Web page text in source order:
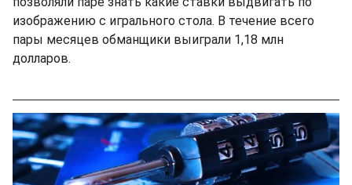
изображению с игрального стола. В течение всего
пары месяцев обманщики выиграли 1,18 млн
долларов.